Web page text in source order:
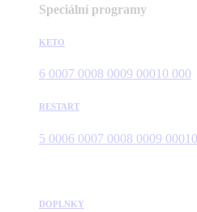
Speciální programy
KETO
6 0007 0008 0009 00010 000
RESTART
5 0006 0007 0008 0009 000
DOPLNKY